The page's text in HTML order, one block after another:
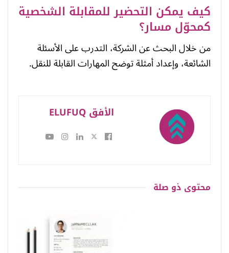
كيف يمكن التحضير للمقابلة الشخصية
كمحوّل مسار؟
من خلال البحث عن الشركة، التدرب على الأسئلة
الشائعة، وإعداد أمثلة توضح المهارات القابلة للنقل.
الأفق ELUFUQ
محتوى ذو صلة